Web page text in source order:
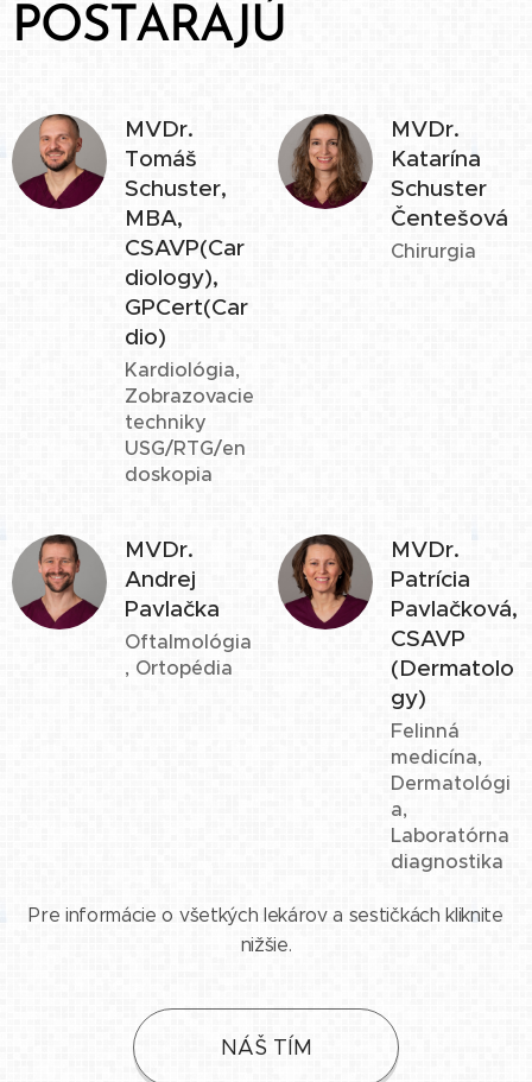
POSTARAJÚ
MVDr.
Tomáš
Schuster,
MBA,
CSAVP(Car
diology),
GPCert(Car
dio)
Kardiológia,
Zobrazovacie
techniky
USG/RTG/en
doskopia
MVDr.
Katarína
Schuster
Čentešová
Chirurgia
MVDr.
Andrej
Pavlačka
Oftalmológia
, Ortopédia
MVDr.
Patrícia
Pavlačková,
CSAVP
(Dermatolo
gy)
Felinná
medicína,
Dermatológi
a,
Laboratórna
diagnostika
Pre informácie o všetkých lekárov a sestičkách kliknite
nižšie.
NÁŠ TÍM